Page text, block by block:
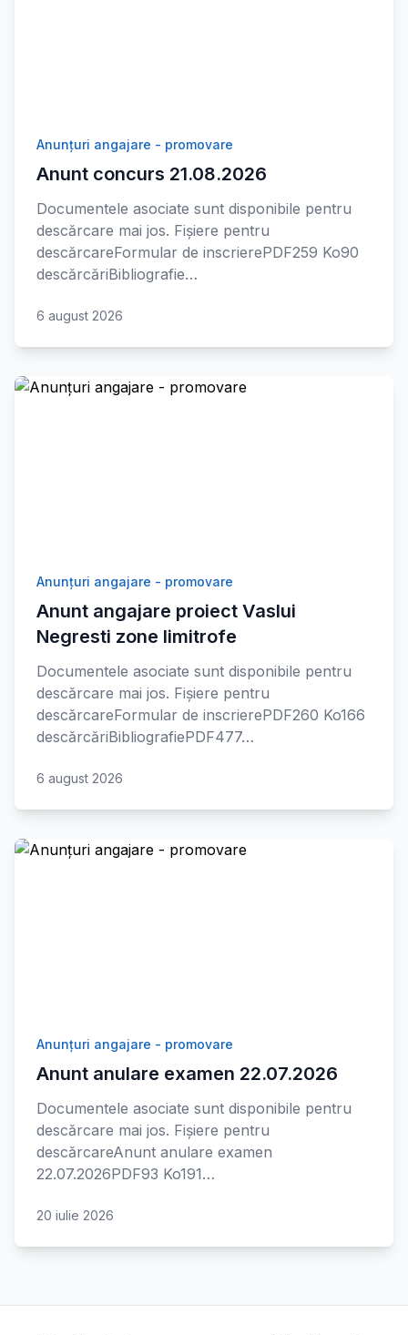
Anunțuri angajare - promovare
Anunt concurs 21.08.2026
Documentele asociate sunt disponibile pentru
descărcare mai jos. Fișiere pentru
descărcareFormular de inscrierePDF259 Ko90
descărcăriBibliografie…
6 august 2026
Anunțuri angajare - promovare
Anunt angajare proiect Vaslui
Negresti zone limitrofe
Documentele asociate sunt disponibile pentru
descărcare mai jos. Fișiere pentru
descărcareFormular de inscrierePDF260 Ko166
descărcăriBibliografiePDF477…
6 august 2026
Anunțuri angajare - promovare
Anunt anulare examen 22.07.2026
Documentele asociate sunt disponibile pentru
descărcare mai jos. Fișiere pentru
descărcareAnunt anulare examen
22.07.2026PDF93 Ko191…
20 iulie 2026